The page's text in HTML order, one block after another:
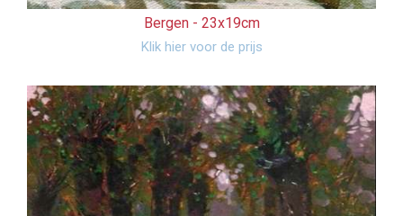
Bergen - 23x19cm
Klik hier voor de prijs